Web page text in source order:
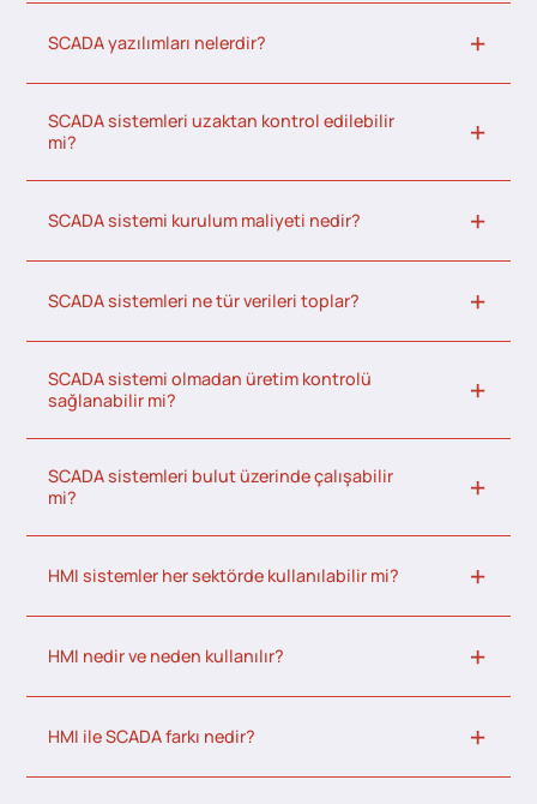
SCADA yazılımları nelerdir?
SCADA sistemleri uzaktan kontrol edilebilir
mi?
SCADA sistemi kurulum maliyeti nedir?
SCADA sistemleri ne tür verileri toplar?
SCADA sistemi olmadan üretim kontrolü
sağlanabilir mi?
SCADA sistemleri bulut üzerinde çalışabilir
mi?
HMI sistemler her sektörde kullanılabilir mi?
HMI nedir ve neden kullanılır?
HMI ile SCADA farkı nedir?